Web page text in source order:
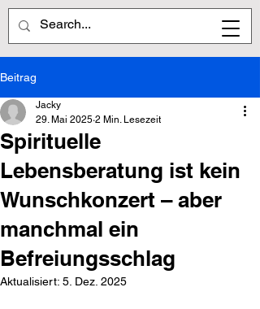
Beitrag
Spirituelle
Lebensberatung ist kein
Wunschkonzert – aber
manchmal ein
Befreiungsschlag
Jacky
29. Mai 2025 2 Min. Lesezeit
Aktualisiert: 5. Dez. 2025